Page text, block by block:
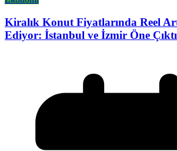
Kiralık Konut Fiyatlarında Reel
Ediyor: İstanbul ve İzmir Öne Çıktı